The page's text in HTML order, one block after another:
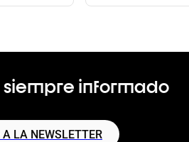
siempre informado
A LA NEWSLETTER